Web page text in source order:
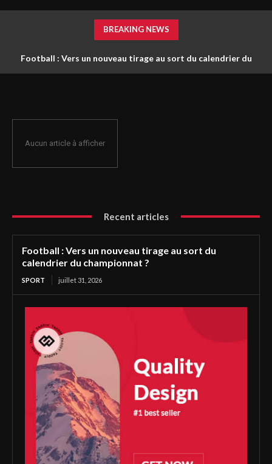
BREAKING NEWS
Football : Vers un nouveau tirage au sort du calendrier du
Aucun article à afficher
Recent articles
Football : Vers un nouveau tirage au sort du
calendrier du championnat ?
SPORT juillet 31, 2026